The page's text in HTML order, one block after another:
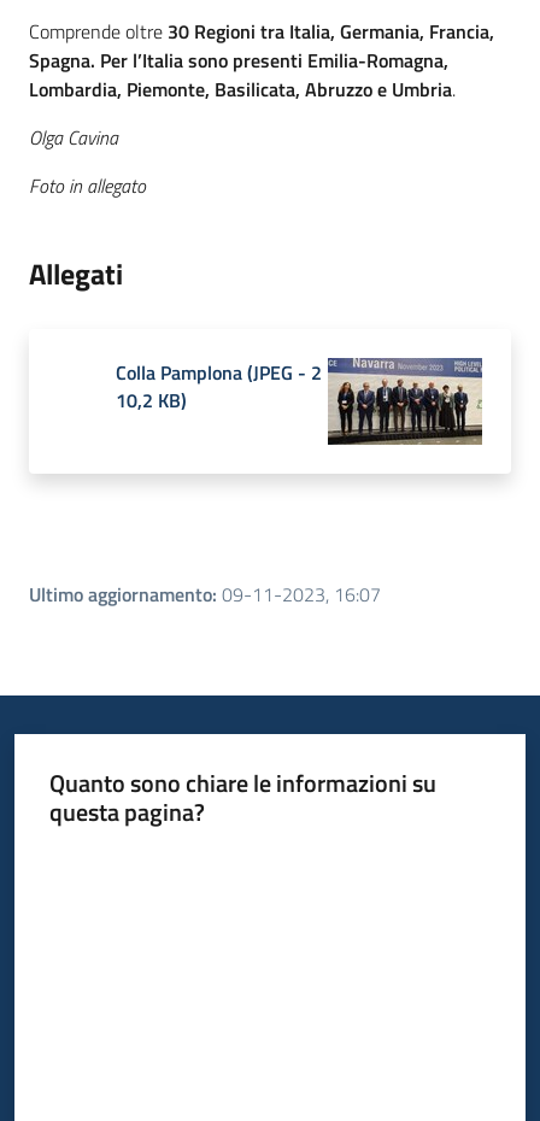
Comprende oltre 30 Regioni tra Italia, Germania, Francia,
Spagna. Per l’Italia sono presenti Emilia-Romagna,
Lombardia, Piemonte, Basilicata, Abruzzo e Umbria.
Olga Cavina
Foto in allegato
Allegati
Colla Pamplona(JPEG - 2
10,2 KB)
Ultimo aggiornamento: 09-11-2023, 16:07
Quanto sono chiare le informazioni su
questa pagina?